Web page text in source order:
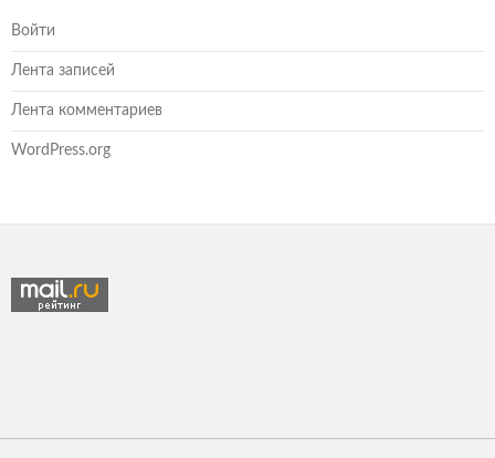
Войти
Лента записей
Лента комментариев
WordPress.org